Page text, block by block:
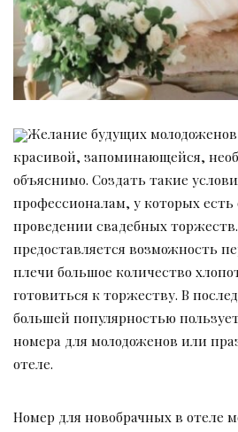
Желание будущих молодоженов
красивой, запоминающейся,
объяснимо. Создать такие
профессионалам, у которых
проведении свадебных
предоставляется возможность
плечи большое количество
готовиться к торжеству. В
большей популярностью
номера для молодоженов или
отеле.
Номер для новобрачных в отеле